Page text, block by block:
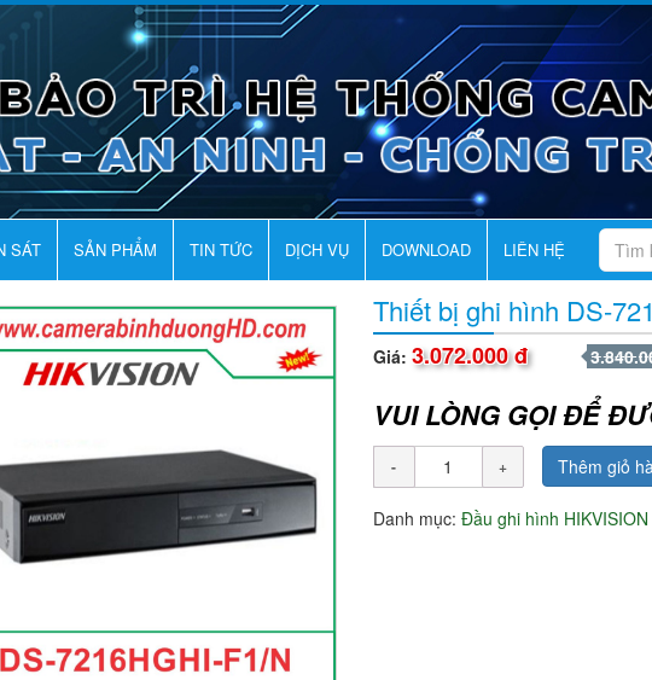
SÁT SẢN PHẨM TIN TỨC DỊCH VỤ DOWNLOAD LIÊN HỆ
Thiết bị ghi hình DS-
Giá: 3.072.000 đ
VUI LÒNG GỌI ĐỂ
Thêm giỏ
Danh mục: Đầu ghi hình HIKVISION